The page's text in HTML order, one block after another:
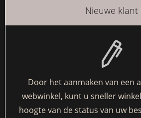
Nieuwe klant
Door het aanmaken van een
webwinkel, kunt u sneller
hoogte van de status van uw